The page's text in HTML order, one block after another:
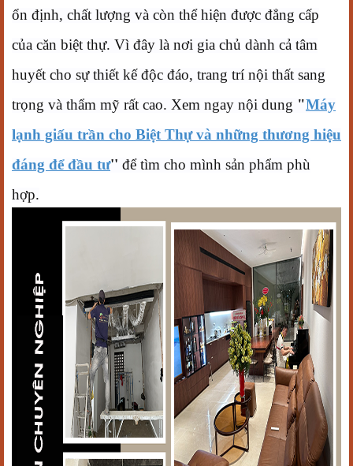
ổn định, chất lượng và còn thể hiện được đẳng cấp
của căn biệt thự. Vì đây là nơi gia chủ dành cả tâm
huyết cho sự thiết kế độc đáo, trang trí nội thất sang
trọng và thẩm mỹ rất cao. Xem ngay nội dung "Máy
lạnh giấu trần cho Biệt Thự và những thương hiệu
đáng để đầu tư'' để tìm cho mình sản phẩm phù
hợp.